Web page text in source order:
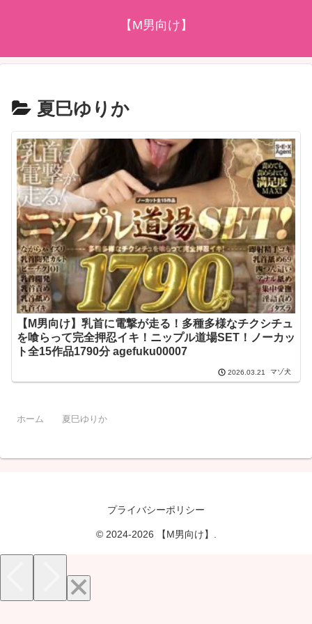
【M男向け】
夏巳ゆりか
【M男向け】乳首に電撃が走る！多種多様なチクシチュ
を喰らって完全押忍イキ！ニップル道場SET！ノーカッ
ト全15作品1790分 agefuku00007
2026.03.21 マゾ犬
ホーム 夏巳ゆりか
プライバシーポリシー
© 2024-2026 【M男向け】.